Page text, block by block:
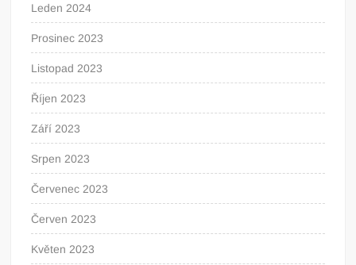
Leden 2024
Prosinec 2023
Listopad 2023
Říjen 2023
Září 2023
Srpen 2023
Červenec 2023
Červen 2023
Květen 2023